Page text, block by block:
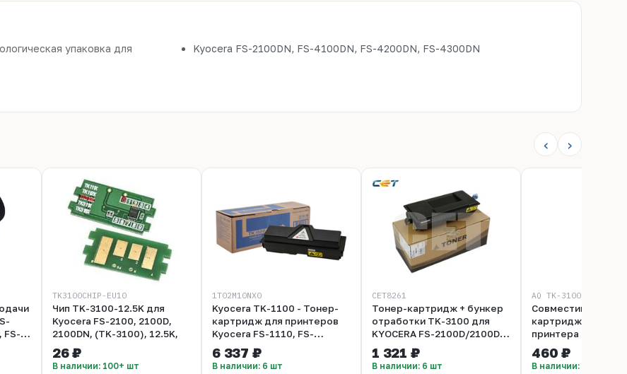
упаковка для
Kyocera FS-2100DN, FS-4100DN, FS-4200DN, FS-4300DN
‹ ›
FS-
TK3100CHIP-EU10
Чип TK-3100-12.5K для
Kyocera FS-2100, 2100D,
2100DN, (TK-3100), 12.5K,
26 ₽
В наличии: 100+ шт
1T02M10NX0
Kyocera TK-1100 - Тонер-
картридж для принтеров
Kyocera FS-1110, FS-
1024MFP, FS-1124MFP.
Ресурс 2100 страниц.
6 337 ₽
В наличии: 6 шт
CET8261
Тонер-картридж + бункер
отработки TK-3100 для
KYOCERA FS-2100D/2100DN
(CET), 330г, 12500 стр.,
CET8261
1 321 ₽
В наличии: 6 шт
AQ TK-3100
Совместимый
картридж TK-3100 для
принтера Kyocera
2100D.
460 ₽
В наличии: 100+ шт